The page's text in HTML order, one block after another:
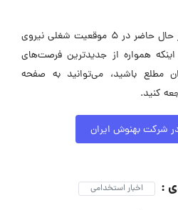
شرکت بهنوش ایران در حال حاضر در ۵ موقعیت شغلی نیروی
همواره از جدیدترین فرصت‌های
مطلع باشید، می‌توانید به صفحه
کنید.
شرکت بهنوش ایران
: اخبار استخدامی